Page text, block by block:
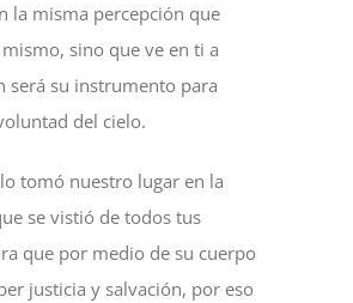
la misma percepción que
sino que ve en ti a
será su instrumento para
del cielo.
tomó nuestro lugar en la
se vistió de todos tus
que por medio de su cuerpo
justicia y salvación, por eso